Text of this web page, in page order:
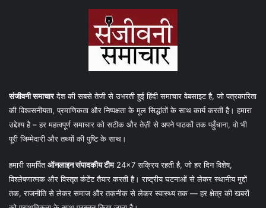
संजीवनी समाचारदेश की सबसे तेजी से उभरती हुई हिंदी समाचार वेबसाइट है, जो पत्रकारिता
की विश्वसनीयता, प्रमाणिकता और निष्पक्षता के मूल सिद्धांतों के साथ कार्य करती है। हमारा
उद्देश्य है – हर महत्वपूर्ण समाचार को सटीक और तेज़ी से अपने पाठकों तक पहुँचाना, वो भी
पूरी जिम्मेदारी और तथ्यों की पुष्टि के साथ।
हमारी समर्पितऑनलाइन संपादकीय टीम24×7 सक्रिय रहती है, जो हर दिन विशेष,
विश्लेषणात्मक और विस्तृत कंटेंट तैयार करती है। राष्ट्रीय घटनाओं से लेकर स्थानीय मुद्दों
तक, राजनीति से लेकर समाज और तकनीक से लेकर स्वास्थ्य तक — हर क्षेत्र की खबरों